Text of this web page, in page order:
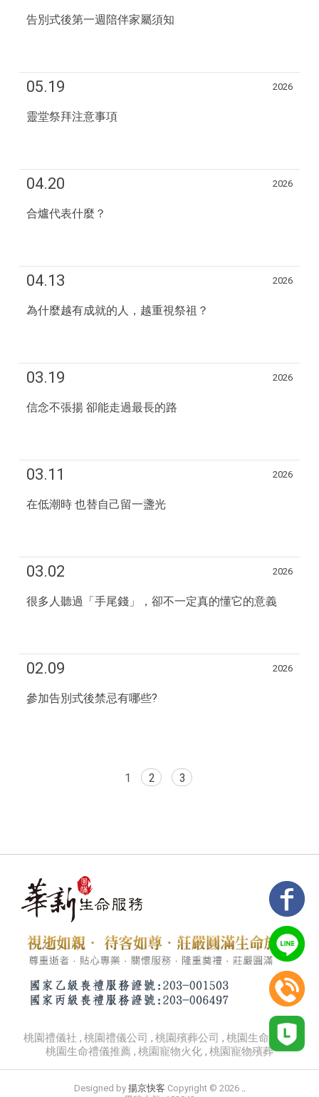
告別式後第一週陪伴家屬須知
05.19 2026
靈堂祭拜注意事項
04.20 2026
合爐代表什麼？
04.13 2026
為什麼越有成就的人，越重視祭祖？
03.19 2026
信念不張揚 卻能走過最長的路
03.11 2026
在低潮時 也替自己留一盞光
03.02 2026
很多人聽過「手尾錢」，卻不一定真的懂它的意義
02.09 2026
參加告別式後禁忌有哪些?
1 2 3
桃園禮儀社 桃園禮儀公司 桃園殯葬公司
桃園生命禮儀
桃園生命禮儀推薦
桃園寵物火化 桃園寵物殯葬
Designed by 揚京快客 Copyright © 2026